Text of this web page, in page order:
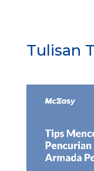
Tulisan